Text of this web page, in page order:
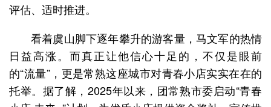
评估、适时推进。
看着虞山脚下逐年攀升的游客量，马文军的热情
日益高涨。而真正让他信心十足的，不仅是眼前
的“流量”，更是常熟这座城市对青春小店实实在在的
托举。据了解，2025年以来，团常熟市委启动“青春